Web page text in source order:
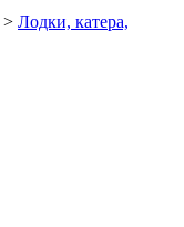
> Лодки, катера,